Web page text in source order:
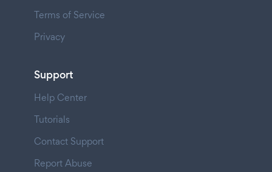
Terms of Service
Privacy
Support
Help Center
Tutorials
Contact Support
Report Abuse